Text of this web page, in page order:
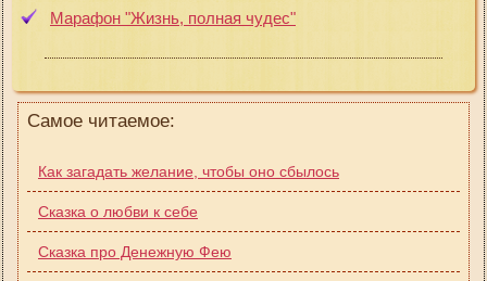
Марафон "Жизнь, полная чудес"
Самое читаемое:
Как загадать желание, чтобы оно сбылось
Сказка о любви к себе
Сказка про Денежную Фею